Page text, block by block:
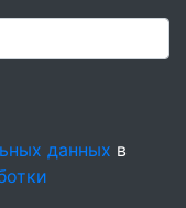
данных в